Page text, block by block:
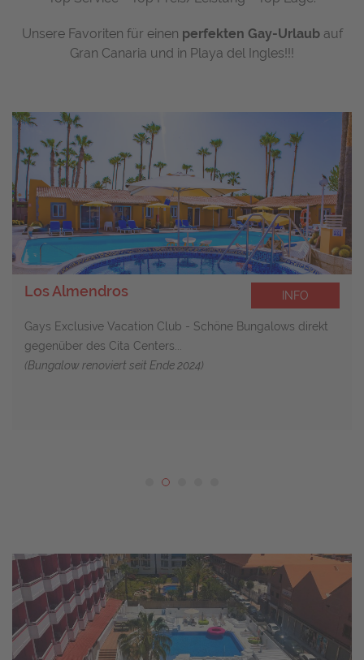
Unsere Favoriten für einen perfekten Gay-Urlaubauf
Gran Canaria und in Playa del Ingles!!!
Los Almendros INFO
Gays Exclusive Vacation Club - Schöne Bungalows direkt
gegenüber des Cita Centers...
(Bungalow renoviert seit Ende 2024)